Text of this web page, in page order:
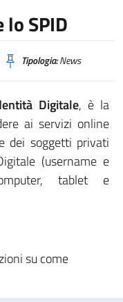
SPID
Tipologia:News
Digitale, è la
ai servizi online
dei soggetti privati
(username e
tablet e
su come